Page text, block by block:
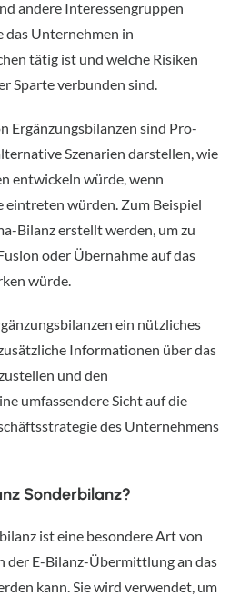
andere Interessengruppen
das Unternehmen in
tätig ist und welche Risiken
Sparte verbunden sind.
Ergänzungsbilanzen sind Pro-
Szenarien darstellen, wie
entwickeln würde, wenn
eintreten würden. Zum Beispiel
Bilanz erstellt werden, um zu
oder Übernahme auf das
würde.
ein nützliches
Informationen über das
und den
umfassendere Sicht auf die
des Unternehmens
Sonderbilanz?
ist eine besondere Art von
der E-Bilanz-Übermittlung an das
kann. Sie wird verwendet, um